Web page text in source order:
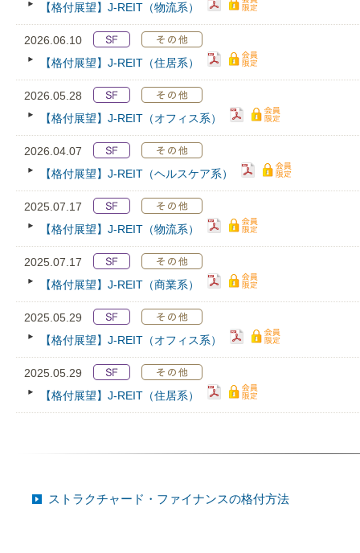
【格付展望】J-REIT（物流系）
2026.06.10
【格付展望】J-REIT（住居系）
2026.05.28
【格付展望】J-REIT（オフィス系）
2026.04.07
【格付展望】J-REIT（ヘルスケア系）
2025.07.17
【格付展望】J-REIT（物流系）
2025.07.17
【格付展望】J-REIT（商業系）
2025.05.29
【格付展望】J-REIT（オフィス系）
2025.05.29
【格付展望】J-REIT（住居系）
ストラクチャード・ファイナンスの格付方法